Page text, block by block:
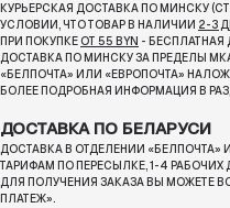
КУРЬЕРСКАЯ ДОСТАВКА ПО МИНСКУ
УСЛОВИИ, ЧТО ТОВАР В НАЛИЧИИ 2-3
ПРИ ПОКУПКЕ ОТ 55 BYN -
ДОСТАВКА ПО МИНСКУ ЗА ПРЕДЕЛЫ
«БЕЛПОЧТА» ИЛИ «ЕВРОПОЧТА»
БОЛЕЕ ПОДРОБНАЯ ИНФОРМАЦИЯ В
ДОСТАВКА ПО БЕЛАРУСИ
ДОСТАВКА В ОТДЕЛЕНИИ
ТАРИФАМ ПО ПЕРЕСЫЛКЕ, 1-4 РАБОЧИХ
ДЛЯ ПОЛУЧЕНИЯ ЗАКАЗА ВЫ МОЖЕТЕ
ПЛАТЕЖ».